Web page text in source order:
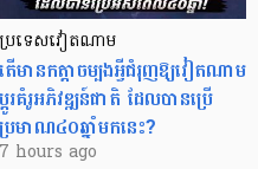
ប្រទេសវៀតណាម
តើមានកត្តាចម្បងអ្វីជំរុញឱ្យវៀតណាម
ប្តូរគំរូអភិវឌ្ឍន៍ជាតិ ដែលបានប្រើ
ប្រមាណ៤០ឆ្នាំមកនេះ?
7 hours ago